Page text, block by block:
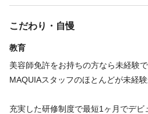
◎夏季・冬季・GW休暇
仕事内容
本社に専用のコールセンターがあり
デビュー後も『バインドロック』や
ト』『アイブロウ』などの
も取得できます！
◆ポイント４：希望のエリアで働け
異動も可能です☆
こだわり・自慢
教育
美容師免許をお持ちの方なら未経験
MAQUIAスタッフのほとんどが未経
充実した研修制度で最短1ヶ月でデビ